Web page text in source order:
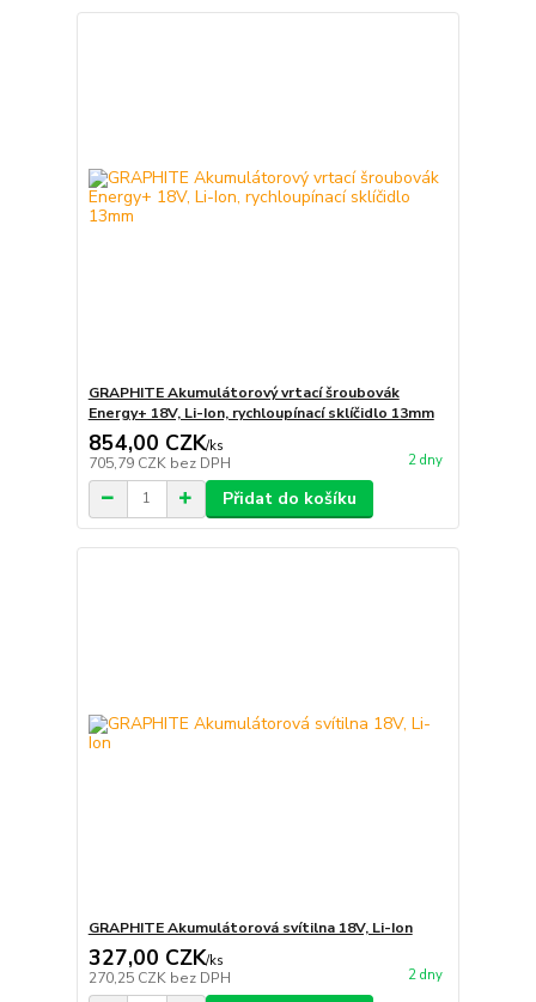
GRAPHITE Akumulátorový vrtací šroubovák
Energy+ 18V, Li-Ion, rychloupínací sklíčidlo 13mm
854,00 CZK/ks
705,79 CZK bez DPH 2 dny
Přidat do košíku
GRAPHITE Akumulátorová svítilna 18V, Li-Ion
327,00 CZK/ks
270,25 CZK bez DPH 2 dny